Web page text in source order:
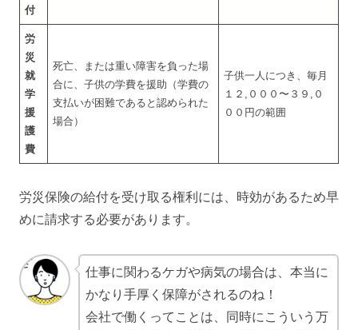
付
労
災
就
学
援
護
費
死亡、または重い障害を負った場
合に、子供の学費を援助（学費の
支払いが困難であると認められた
場合）
子供一人につき、毎月
１２,０００〜３９,０
００円の範囲
労災保険の給付を受け取る権利には、時効があるため早
めに請求する必要があります。
仕事に関わるケガや病気の場合は、本当に
かなり手厚く保障がされるのね！
会社で働くってことは、同時にこういう万